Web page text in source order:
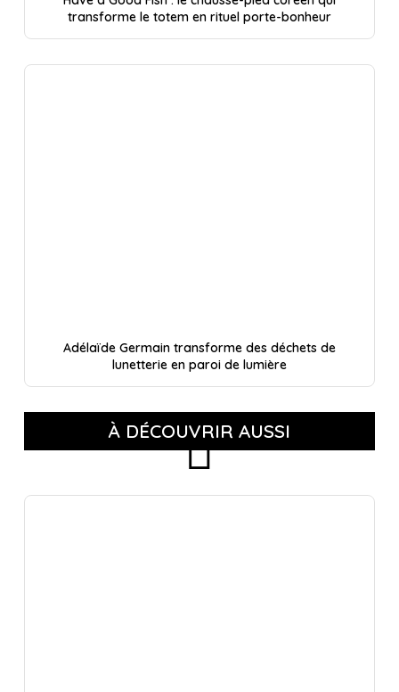
transforme le totem en rituel porte-bonheur
Adélaïde Germain transforme des déchets de
lunetterie en paroi de lumière
À DÉCOUVRIR AUSSI